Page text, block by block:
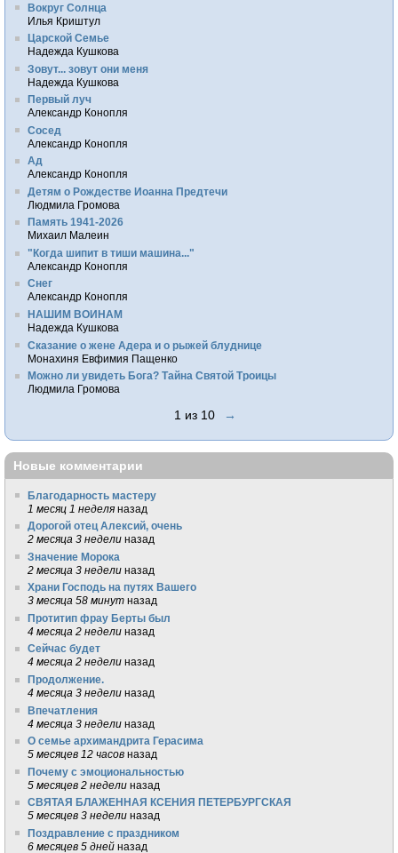
Вокруг Солнца
Илья Криштул
Царской Семье
Надежда Кушкова
Зовут... зовут они меня
Надежда Кушкова
Первый луч
Александр Конопля
Сосед
Александр Конопля
Ад
Александр Конопля
Детям о Рождестве Иоанна Предтечи
Людмила Громова
Память 1941-2026
Михаил Малеин
"Когда шипит в тиши машина..."
Александр Конопля
Снег
Александр Конопля
НАШИМ ВОИНАМ
Надежда Кушкова
Сказание о жене Адера и о рыжей блуднице
Монахиня Евфимия Пащенко
Можно ли увидеть Бога? Тайна Святой Троицы
Людмила Громова
1 из 10 →
Новые комментарии
Благодарность мастеру
1 месяц 1 неделя назад
Дорогой отец Алексий, очень
2 месяца 3 недели назад
Значение Морока
2 месяца 3 недели назад
Храни Господь на путях Вашего
3 месяца 58 минут назад
Протитип фрау Берты был
4 месяца 2 недели назад
Сейчас будет
4 месяца 2 недели назад
Продолжение.
4 месяца 3 недели назад
Впечатления
4 месяца 3 недели назад
О семье архимандрита Герасима
5 месяцев 12 часов назад
Почему с эмоциональностью
5 месяцев 2 недели назад
СВЯТАЯ БЛАЖЕННАЯ КСЕНИЯ ПЕТЕРБУРГСКАЯ
5 месяцев 3 недели назад
Поздравление с праздником
6 месяцев 5 дней назад